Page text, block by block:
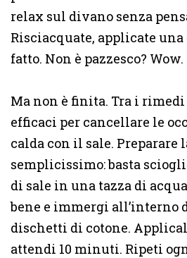
relax sul divano senza
Risciacquate, applicate una
fatto. Non è pazzesco? Wow.
Ma non è finita. Tra i
efficaci per cancellare le
calda con il sale. Preparare
semplicissimo: basta
di sale in una tazza di
bene e immergi all’interno
dischetti di cotone.
attendi 10 minuti. Ripeti